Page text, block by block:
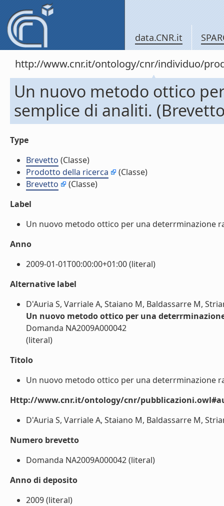
data.CNR.it
http://www.cnr.it/ontology/cnr/individuo/
Un nuovo metodo ottico
semplice di analiti.
Type
Brevetto (Classe)
Prodotto della ricerca
(Classe)
Brevetto
(Classe)
Label
Un nuovo metodo ottico per una deterrminazione
Anno
2009-01-01T00:00:00+01:00 (literal)
Alternative label
D'Auria S, Varriale A, Staiano M, Baldassarre M,
Un nuovo metodo ottico per una
Domanda NA2009A000042
(literal)
Titolo
Un nuovo metodo ottico per una deterrminazione
Http://www.cnr.it/ontology/cnr/
D'Auria S, Varriale A, Staiano M, Baldassarre M,
Numero brevetto
Domanda NA2009A000042 (literal)
Anno di deposito
2009 (literal)